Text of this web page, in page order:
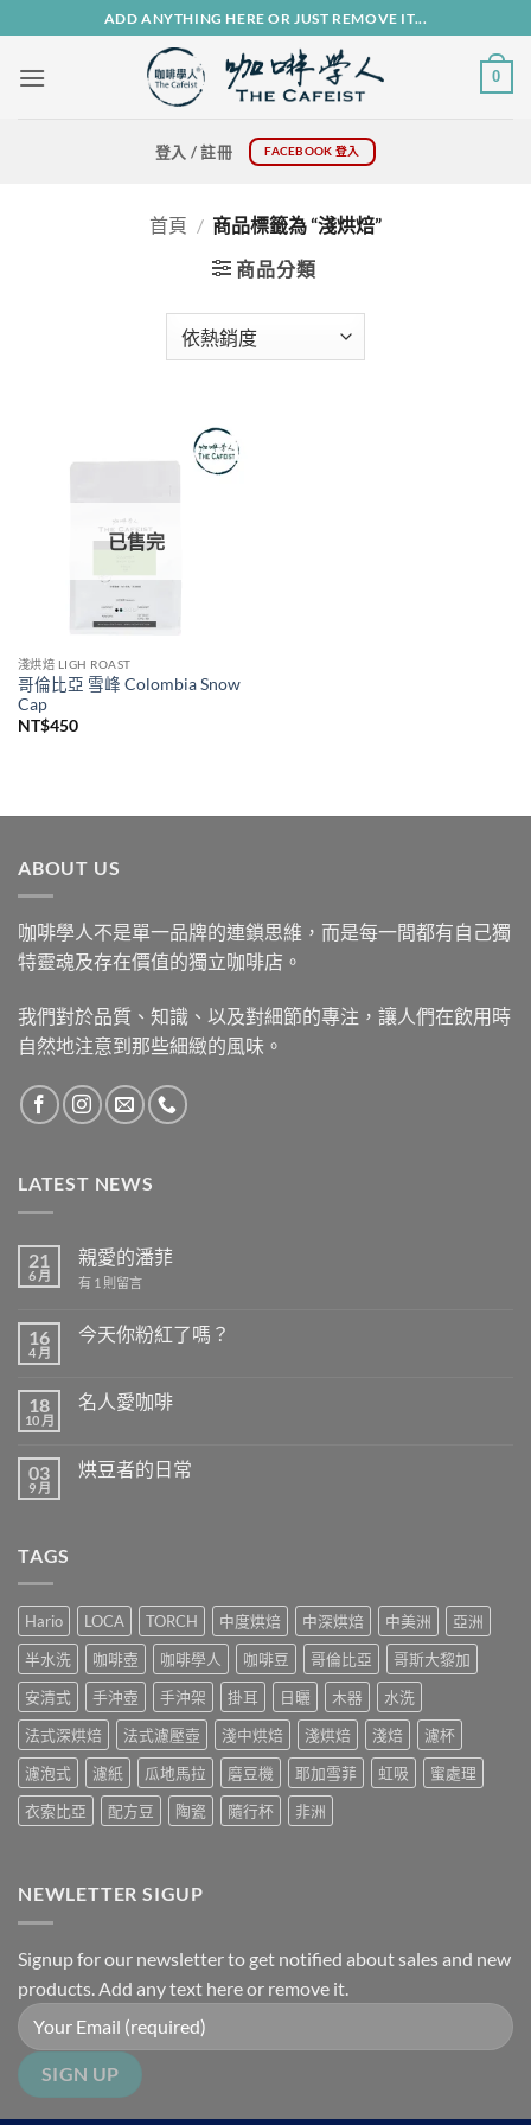
to
content
ADD ANYTHING HERE OR JUST REMOVE IT...
0
登入 / 註冊 FACEBOOK 登入
首頁 / 商品標籤為 “淺烘焙”
商品分類
已售完
淺烘焙 LIGH ROAST
哥倫比亞 雪峰 Colombia Snow
Cap
NT$450
ABOUT US
咖啡學人不是單一品牌的連鎖思維，而是每一間都有自己獨
特靈魂及存在價值的獨立咖啡店。
我們對於品質、知識、以及對細節的專注，讓人們在飲用時
自然地注意到那些細緻的風味。
LATEST NEWS
21
6 月
親愛的潘菲
在
的
潘
有 1 則留言
16
4 月
今天你粉紅了嗎？
你
嗎？〉
中
言
18
10 月
名人愛咖啡
愛
言
03
9 月
烘豆者的日常
TAGS
Hario LOCA TORCH 中度烘焙 中深烘焙 中美洲
亞洲
半水洗
咖啡壺 咖啡學人 咖啡豆 哥倫比亞
哥斯大黎加
安清式
手沖壺 手沖架 掛耳 日曬 木器
水洗
法式深烘焙
法式濾壓壺 淺中烘焙 淺烘焙 淺焙
濾杯
濾泡式
濾紙 瓜地馬拉 磨豆機 耶加雪菲 虹吸
蜜處理
衣索比亞
配方豆 陶瓷 隨行杯 非洲
NEWLETTER SIGUP
Signup for our newsletter to get notified about sales and new
products. Add any text here or remove it.